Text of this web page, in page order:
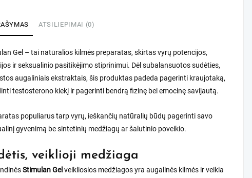
ATSILIEPIMAI (0)
Gel – tai natūralios kilmės preparatas, skirtas vyrų potencijos,
ir seksualinio pasitikėjimo stiprinimui. Dėl subalansuotos sudėties,
augaliniais ekstraktais, šis produktas padeda pagerinti kraujotaką,
testosterono kiekį ir pagerinti bendrą fizinę bei emocinę savijautą.
populiarus tarp vyrų, ieškančių natūralių būdų pagerinti savo
gyvenimą be sintetinių medžiagų ar šalutinio poveikio.
veiklioji medžiaga
Stimulan Gel veikliosios medžiagos yra augalinės kilmės ir veikia